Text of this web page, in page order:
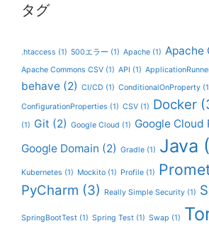
タグ
.htaccess (1) 500エラー (1) Apache (1) Apache
Apache Commons CSV (1) API (1)
behave (2) CI/CD (1) ConditionalOnProperty
ConfigurationProperties (1) CSV (1) Docker
(1) Git (2) Google Cloud (1) Google Cloud
Google Domain (2) Gradle (1) Java
Kubernetes (1) Mockito (1) Profile (1)
PyCharm (3) Really Simple Security (1)
SpringBootTest (1) Spring Test (1) Swap (1)